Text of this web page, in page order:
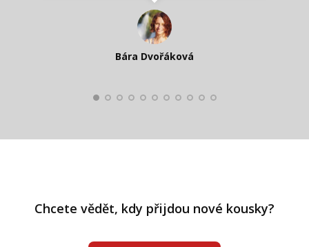
Bára Dvořáková
Kateřina Veleta Štěpánová
Katka Perháčová
Smolková
Chcete vědět, kdy přijdou nové kousky?